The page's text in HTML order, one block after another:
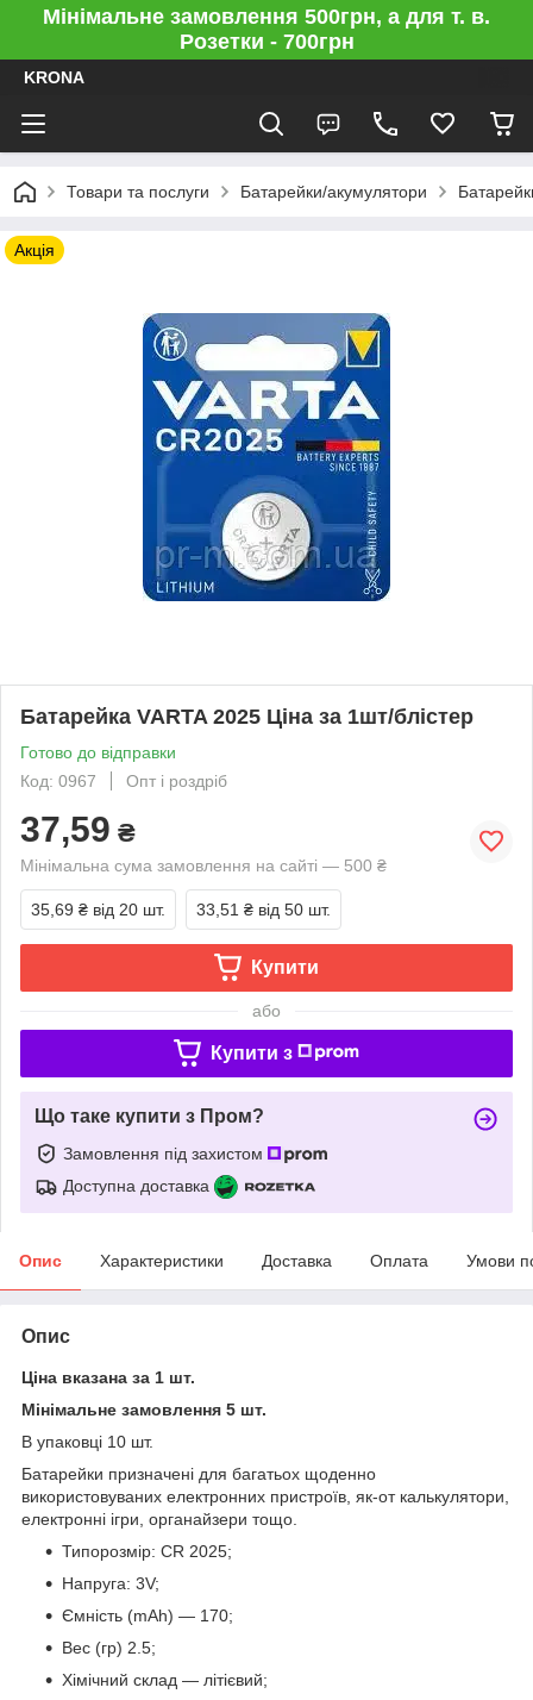
Мінімальне замовлення 500грн, а для т. в.
Розетки - 700грн
KRONA
Товари та послуги Батарейки/акумулятори
Акція
Батарейка VARTA 2025 Ціна за 1шт/блістер
Готово до відправки
Код: 0967
Опт і роздріб
37,59 ₴
Мінімальна сума замовлення на сайті — 500 ₴
35,69 ₴ від 20 шт. 33,51 ₴ від 50 шт.
Купити
або
Купити з
Що таке купити з Пром?
Замовлення під захистом
Доступна доставка
Опис Характеристики Доставка Оплата Умови
Опис
Ціна вказана за 1 шт.
Мінімальне замовлення 5 шт.
В упаковці 10 шт.
Батарейки призначені для багатьох щоденно
використовуваних електронних пристроїв, як-от калькулятори,
електронні ігри, органайзери тощо.
Типорозмір: CR 2025;
Напруга: 3V;
Ємність (mAh) — 170;
Вес (гр) 2.5;
Хімічний склад — літієвий;